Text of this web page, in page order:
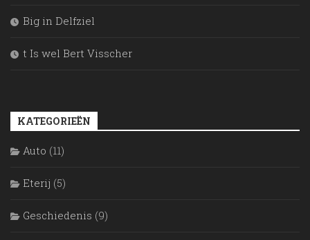
Big in Delfziel
t Is wel Bert Visscher
KATEGORIEËN
Auto (11)
Eterij (5)
Geschiedenis (9)